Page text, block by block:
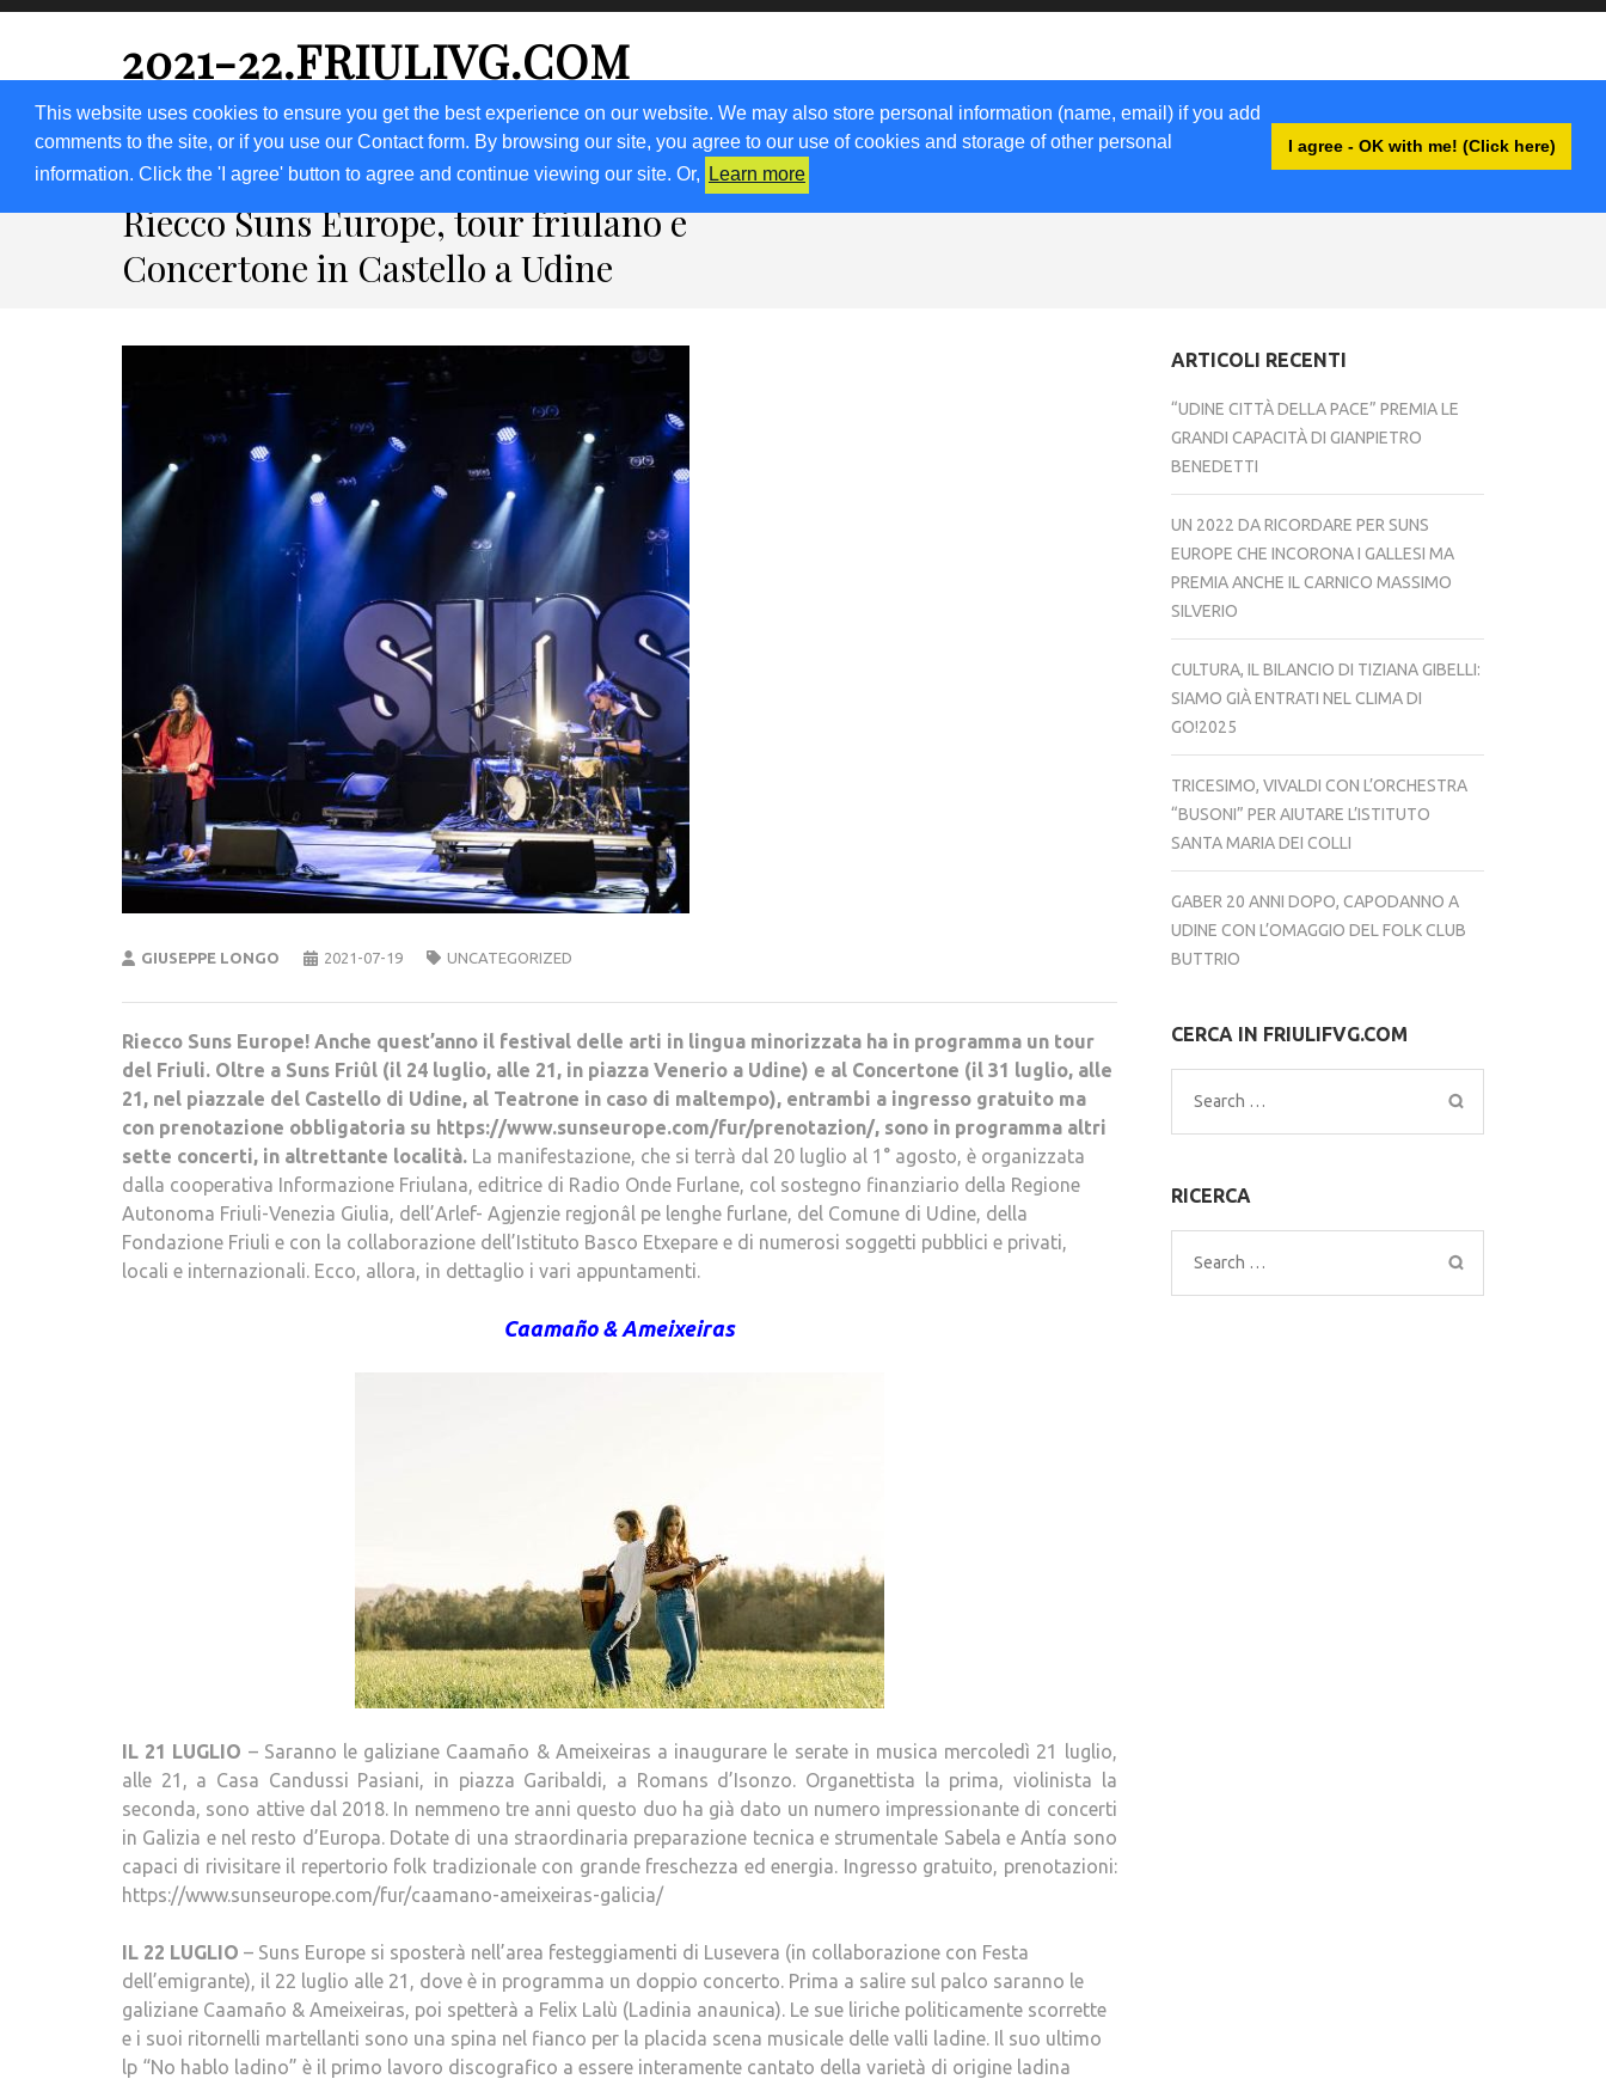
This website uses cookies to ensure you get the best experience on our website. We may also store personal information (name, email) if you add
comments to the site, or if you use our Contact form. By browsing our site, you agree to our use of cookies and storage of other personal
information. Click the 'I agree' button to agree and continue viewing our site. Or,
Learn more
I agree - OK with me! (Click here)
2021-22.FRIULIVG.COM
HOME 2023 2020 2019 2018 RICETTE KM0 VIGNETO FVG FRIULIVG.IT LIBRI ACCEDI
Riecco Suns Europe, tour friulano e
Concertone in Castello a Udine
GIUSEPPE LONGO 2021-07-19 UNCATEGORIZED
Riecco Suns Europe! Anche quest’anno il festival delle arti in lingua minorizzata ha in programma un tour
del Friuli. Oltre a Suns Friûl (il 24 luglio, alle 21, in piazza Venerio a Udine) e al Concertone (il 31 luglio, alle
21, nel piazzale del Castello di Udine, al Teatrone in caso di maltempo), entrambi a ingresso gratuito ma
con prenotazione obbligatoria su https://www.sunseurope.com/fur/prenotazion/, sono in programma altri
sette concerti, in altrettante località. La manifestazione, che si terrà dal 20 luglio al 1° agosto, è organizzata
dalla cooperativa Informazione Friulana, editrice di Radio Onde Furlane, col sostegno finanziario della Regione
Autonoma Friuli-Venezia Giulia, dell’Arlef- Agjenzie regjonâl pe lenghe furlane, del Comune di Udine, della
Fondazione Friuli e con la collaborazione dell’Istituto Basco Etxepare e di numerosi soggetti pubblici e privati,
locali e internazionali. Ecco, allora, in dettaglio i vari appuntamenti.
Caamaño & Ameixeiras
IL 21 LUGLIO – Saranno le galiziane Caamaño & Ameixeiras a inaugurare le serate in musica mercoledì 21 luglio,
alle 21, a Casa Candussi Pasiani, in piazza Garibaldi, a Romans d’Isonzo. Organettista la prima, violinista la
seconda, sono attive dal 2018. In nemmeno tre anni questo duo ha già dato un numero impressionante di concerti
in Galizia e nel resto d’Europa. Dotate di una straordinaria preparazione tecnica e strumentale Sabela e Antía sono
capaci di rivisitare il repertorio folk tradizionale con grande freschezza ed energia. Ingresso gratuito, prenotazioni:
https://www.sunseurope.com/fur/caamano-ameixeiras-galicia/
IL 22 LUGLIO – Suns Europe si sposterà nell’area festeggiamenti di Lusevera (in collaborazione con Festa
dell’emigrante), il 22 luglio alle 21, dove è in programma un doppio concerto. Prima a salire sul palco saranno le
galiziane Caamaño & Ameixeiras, poi spetterà a Felix Lalù (Ladinia anaunica). Le sue liriche politicamente scorrette
e i suoi ritornelli martellanti sono una spina nel fianco per la placida scena musicale delle valli ladine. Il suo ultimo
lp “No hablo ladino” è il primo lavoro discografico a essere interamente cantato della varietà di origine ladina
ARTICOLI RECENTI
“UDINE CITTÀ DELLA PACE” PREMIA LE
GRANDI CAPACITÀ DI GIANPIETRO
BENEDETTI
UN 2022 DA RICORDARE PER SUNS
EUROPE CHE INCORONA I GALLESI MA
PREMIA ANCHE IL CARNICO MASSIMO
SILVERIO
CULTURA, IL BILANCIO DI TIZIANA GIBELLI:
SIAMO GIÀ ENTRATI NEL CLIMA DI
GO!2025
TRICESIMO, VIVALDI CON L’ORCHESTRA
“BUSONI” PER AIUTARE L’ISTITUTO
SANTA MARIA DEI COLLI
GABER 20 ANNI DOPO, CAPODANNO A
UDINE CON L’OMAGGIO DEL FOLK CLUB
BUTTRIO
CERCA IN FRIULIFVG.COM
Search
for:
RICERCA
Search
for: